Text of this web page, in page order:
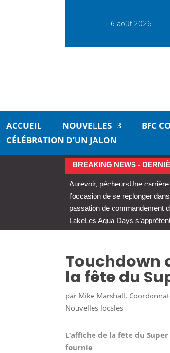
6 août 2026
ACCUEIL NOUVELLES BFC
CÉLÉBRATION D’UN JALON
BREAKING NEWS -
Aurevoir, pécheursUne
l’occasion de se replonger
passation de commandement
LakeLes Aqua Days
Touchdown
la fête du
par Mike Marshall,
Nouvelles locales
L’affiche de la fête du
fournie